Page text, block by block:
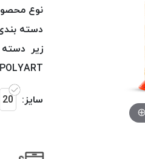
نوع
دسته
زیر
POLYART
سایز: 20